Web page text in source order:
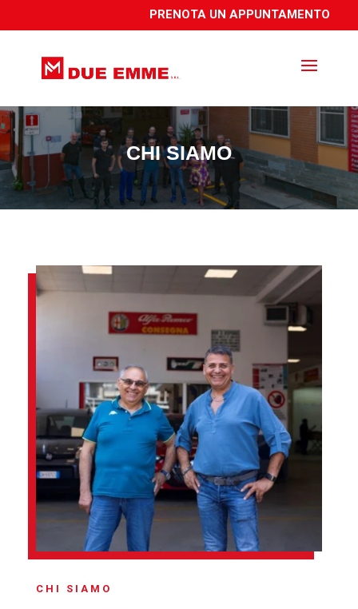
PRENOTA UN APPUNTAMENTO
CHI SIAMO
CHI SIAMO